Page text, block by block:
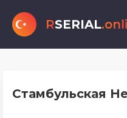
RSERIAL
Стамбульская